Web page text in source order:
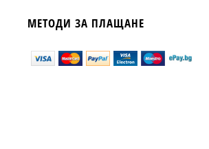
МЕТОДИ ЗА ПЛАЩАНЕ